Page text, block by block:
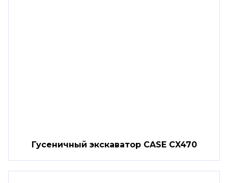
Гусеничный экскаватор CASE CX470